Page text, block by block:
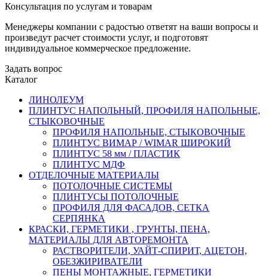
Консультация по услугам и товарам
Менеджеры компании с радостью ответят на ваши вопросы и
произведут расчет стоимости услуг, и подготовят
индивидуальное коммерческое предложение.
Задать вопрос
Каталог
ЛИНОЛЕУМ
ПЛИНТУС НАПОЛЬНЫЙ, ПРОФИЛЯ НАПОЛЬНЫЕ,
СТЫКОВОЧНЫЕ
ПРОФИЛЯ НАПОЛЬНЫЕ, СТЫКОВОЧНЫЕ
ПЛИНТУС ВИМАР / WIMAR ШИРОКИЙ
ПЛИНТУС 58 мм / ПЛАСТИК
ПЛИНТУС МДФ
ОТДЕЛОЧНЫЕ МАТЕРИАЛЫ
ПОТОЛОЧНЫЕ СИСТЕМЫ
ПЛИНТУСЫ ПОТОЛОЧНЫЕ
ПРОФИЛЯ ДЛЯ ФАСАДОВ, СЕТКА
СЕРПЯНКА
КРАСКИ, ГЕРМЕТИКИ , ГРУНТЫ, ПЕНА,
МАТЕРИАЛЫ ДЛЯ АВТОРЕМОНТА
РАСТВОРИТЕЛИ, УАЙТ-СПИРИТ, АЦЕТОН,
ОБЕЗЖИРИВАТЕЛИ
ПЕНЫ МОНТАЖНЫЕ, ГЕРМЕТИКИ